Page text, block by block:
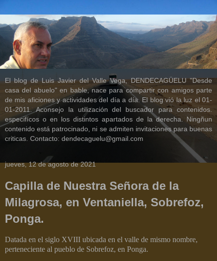
El blog de Luis Javier del Valle Vega, DENDECAGÜELU "Desde
casa del abuelo" en bable, nace para compartir con amigos parte
de mis aficiones y actividades del día a día. El blog vió la luz el 01-
01-2011. Aconsejo la utilización del buscador para contenidos.
especifícos o en los distintos apartados de la derecha. Ningñun
contenido está patrocinado, ni se admiten invitaciones para buenas
criticas. Contacto: dendecaguelu@gmail.com
jueves, 12 de agosto de 2021
Capilla de Nuestra Señora de la
Milagrosa, en Ventaniella, Sobrefoz,
Ponga.
Datada en el siglo XVIII ubicada en el valle de mismo nombre,
perteneciente al pueblo de Sobrefoz, en Ponga.